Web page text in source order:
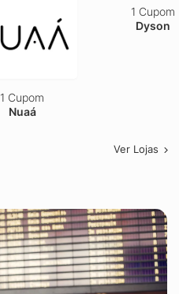
1 Cupom
Nuaá
Ver Lojas